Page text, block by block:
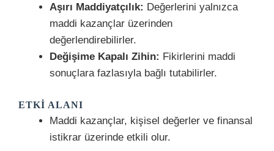
Aşırı Maddiyatçılık: Değerlerini yalnızca
maddi kazançlar üzerinden
değerlendirebilirler.
Değişime Kapalı Zihin: Fikirlerini maddi
sonuçlara fazlasıyla bağlı tutabilirler.
ETKI ALANI
Maddi kazançlar, kişisel değerler ve finansal
istikrar üzerinde etkili olur.